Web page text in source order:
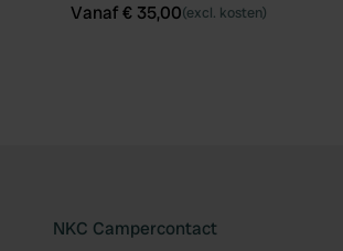
Vanaf € 35,00(excl. kosten)
NKC Campercontact